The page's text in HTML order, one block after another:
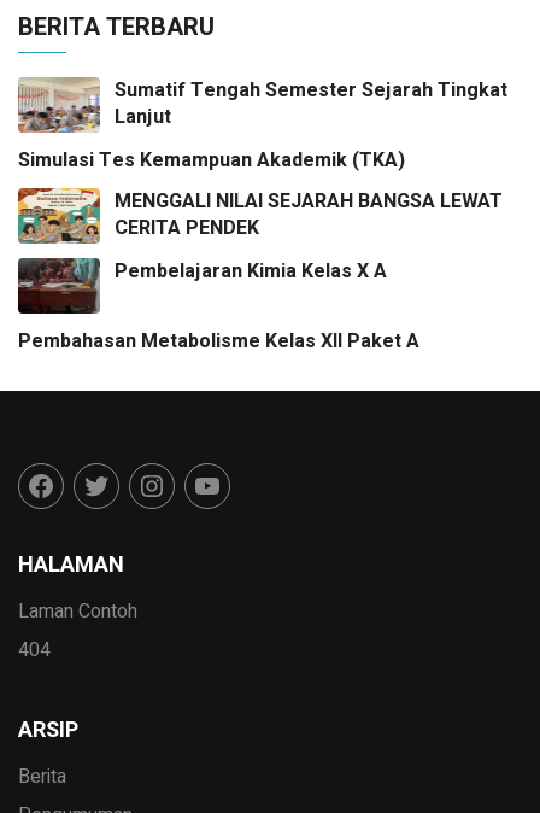
BERITA TERBARU
Sumatif Tengah Semester Sejarah Tingkat
Lanjut
Simulasi Tes Kemampuan Akademik (TKA)
MENGGALI NILAI SEJARAH BANGSA LEWAT
CERITA PENDEK
Pembelajaran Kimia Kelas X A
Pembahasan Metabolisme Kelas XII Paket A
HALAMAN
Laman Contoh
404
ARSIP
Berita